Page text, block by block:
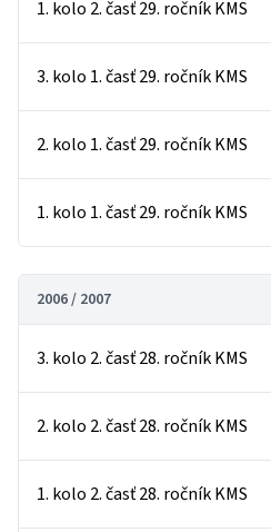
1. kolo 2. časť 29. ročník KMS
3. kolo 1. časť 29. ročník KMS
2. kolo 1. časť 29. ročník KMS
1. kolo 1. časť 29. ročník KMS
2006 / 2007
3. kolo 2. časť 28. ročník KMS
2. kolo 2. časť 28. ročník KMS
1. kolo 2. časť 28. ročník KMS